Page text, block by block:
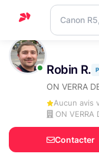
Accueil
Support Robin R.
ON VERRA
Aucun avis
ON VERRA
Contacter